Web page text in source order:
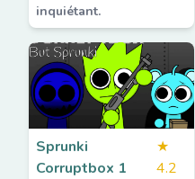
inquiétant.
Sprunki
Corruptbox 1
★
4.2